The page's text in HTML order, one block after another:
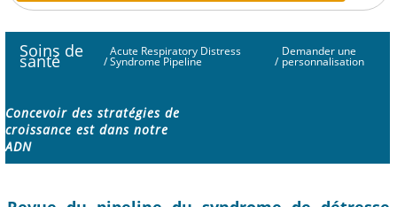
Soins de
santé /
Acute Respiratory Distress
Syndrome Pipeline /
Demander une
personnalisation
Concevoir des stratégies de
croissance est dans notre
ADN